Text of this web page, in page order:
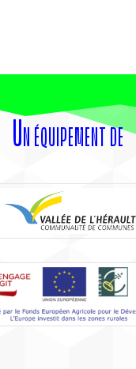
Un équipement de